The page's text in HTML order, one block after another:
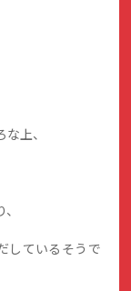
上、
しているそうで